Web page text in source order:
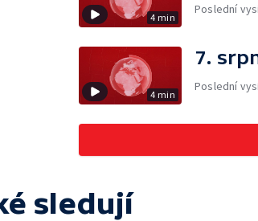
4 min
Poslední
4 min
7.
Poslední
sledují